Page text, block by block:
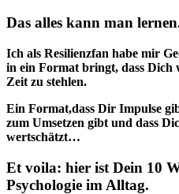
Das alles kann man
Ich als Resilienzfan habe mir
in ein Format bringt, dass
Zeit zu stehlen.
Ein Format,dass Dir Impulse
zum Umsetzen gibt und dass
wertschätzt…
Et voila: hier ist Dein 10
Psychologie im Alltag.